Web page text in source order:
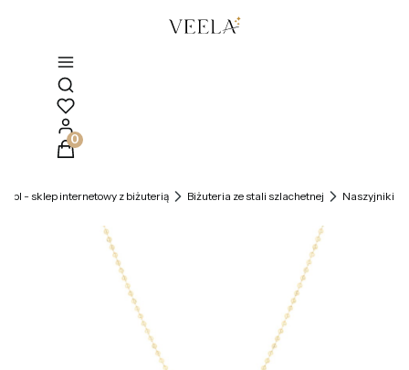
Otwórz wyszukiwarkę
Produkty w koszyku: 0. Zobacz szczegóły
- sklep internetowy z biżuterią Biżuteria ze stali szlachetnej Naszyjniki